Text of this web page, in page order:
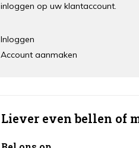
inloggen op uw klantaccount.
Inloggen
Account aanmaken
Liever even bellen of